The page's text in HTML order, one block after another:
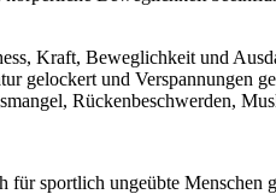
Kraft, Beweglichkeit und
und Verspannungen
Rückenbeschwerden,
sportlich ungeübte Menschen